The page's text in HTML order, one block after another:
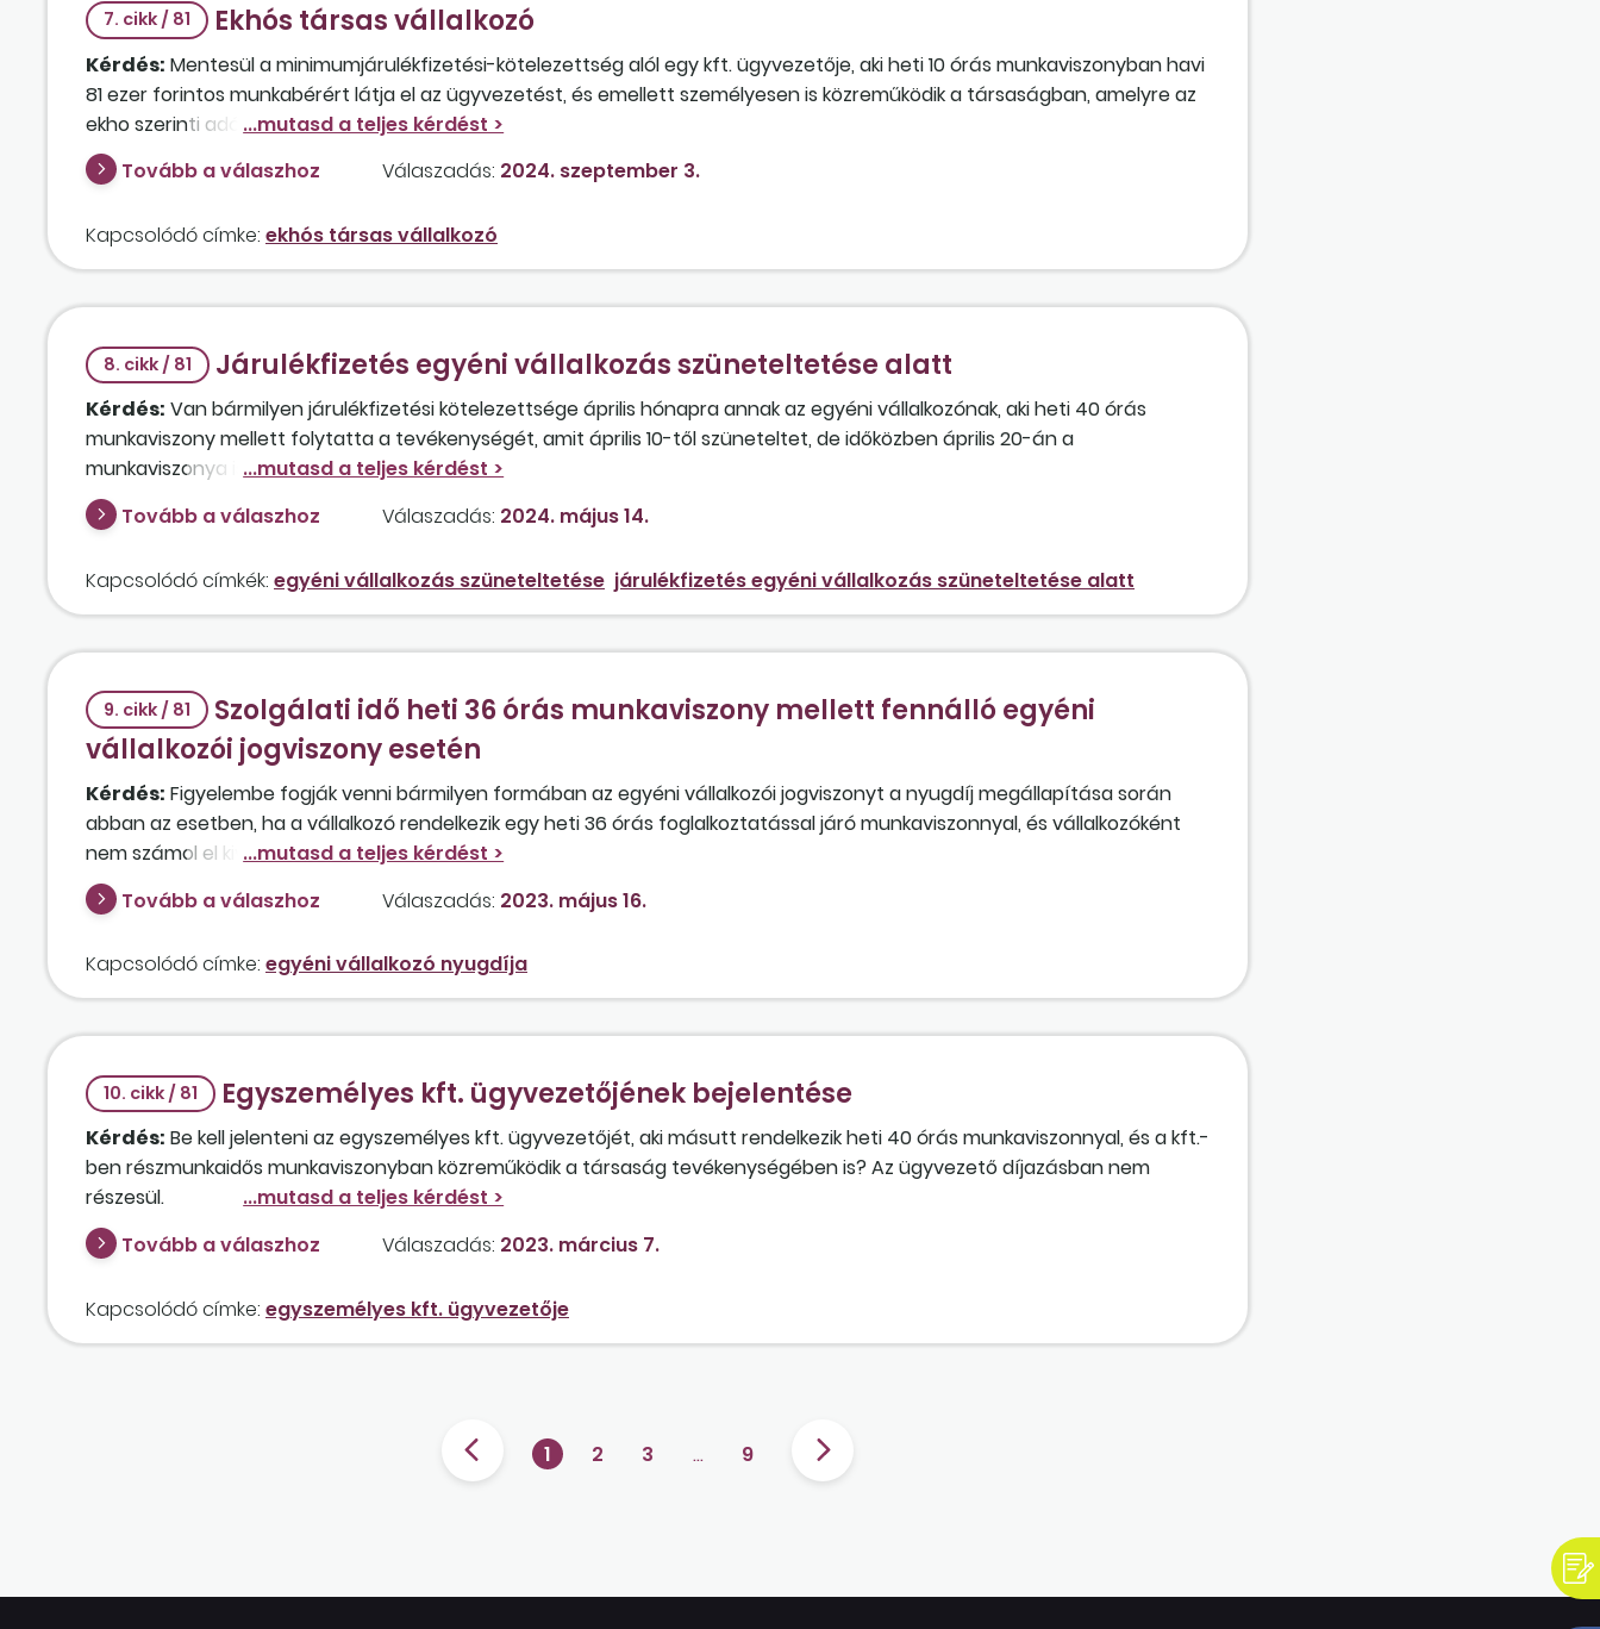
7. cikk / 81 Ekhós társas vállalkozó
Kérdés: Mentesül a minimumjárulékfizetési-kötelezettség alól egy kft. ügyvezetője, aki heti 10 órás munkaviszonyban havi
81 ezer forintos munkabérért látja el az ügyvezetést, és emellett személyesen is közreműködik a társaságban, amelyre az
ekho szerinti adózást választja évi 15 milliós összeghatárig?
Tovább a válaszhoz
Válaszadás: 2024. szeptember 3.
Kapcsolódó címke: ekhós társas vállalkozó
8. cikk / 81 Járulékfizetés egyéni vállalkozás szüneteltetése alatt
Kérdés: Van bármilyen járulékfizetési kötelezettsége április hónapra annak az egyéni vállalkozónak, aki heti 40 órás
munkaviszony mellett folytatta a tevékenységét, amit április 10-től szüneteltet, de időközben április 20-án a
munkaviszonya is megszűnt? A vállalkozó kivétet nem számolt el.
Tovább a válaszhoz
Válaszadás: 2024. május 14.
Kapcsolódó címkék: egyéni vállalkozás szüneteltetése járulékfizetés egyéni vállalkozás szüneteltetése alatt
9. cikk / 81
Szolgálati idő heti 36 órás munkaviszony mellett fennálló egyéni
vállalkozói jogviszony esetén
Kérdés: Figyelembe fogják venni bármilyen formában az egyéni vállalkozói jogviszonyt a nyugdíj megállapítása során
abban az esetben, ha a vállalkozó rendelkezik egy heti 36 órás foglalkoztatással járó munkaviszonnyal, és vállalkozóként
nem számol el kivétet?
Tovább a válaszhoz
Válaszadás: 2023. május 16.
Kapcsolódó címke: egyéni vállalkozó nyugdíja
10. cikk / 81 Egyszemélyes kft. ügyvezetőjének bejelentése
Kérdés: Be kell jelenteni az egyszemélyes kft. ügyvezetőjét, aki másutt rendelkezik heti 40 órás munkaviszonnyal, és a kft.-
ben részmunkaidős munkaviszonyban közreműködik a társaság tevékenységében is? Az ügyvezető díjazásban nem
részesül.
Tovább a válaszhoz
Válaszadás: 2023. március 7.
Kapcsolódó címke: egyszemélyes kft. ügyvezetője
1 2 3 … 9